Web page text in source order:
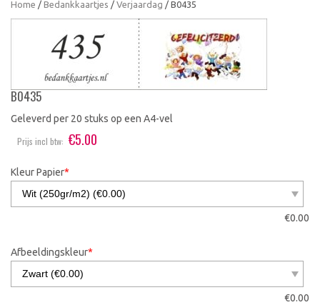
Home / Bedankkaartjes / Verjaardag / B0435
B0435
Geleverd per 20 stuks op een A4-vel
Prijs incl btw: €5.00
Kleur Papier*
€0.00
Afbeeldingskleur*
€0.00